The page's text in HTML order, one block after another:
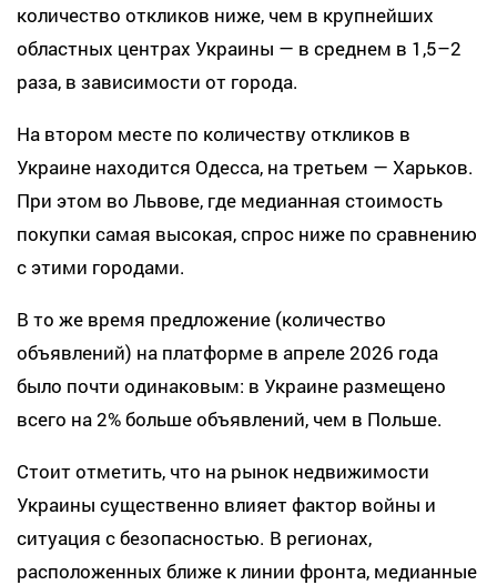
количество откликов ниже, чем в крупнейших
областных центрах Украины — в среднем в 1,5–2
раза, в зависимости от города.
На втором месте по количеству откликов в
Украине находится Одесса, на третьем — Харьков.
При этом во Львове, где медианная стоимость
покупки самая высокая, спрос ниже по сравнению
с этими городами.
В то же время предложение (количество
объявлений) на платформе в апреле 2026 года
было почти одинаковым: в Украине размещено
всего на 2% больше объявлений, чем в Польше.
Стоит отметить, что на рынок недвижимости
Украины существенно влияет фактор войны и
ситуация с безопасностью. В регионах,
расположенных ближе к линии фронта, медианные